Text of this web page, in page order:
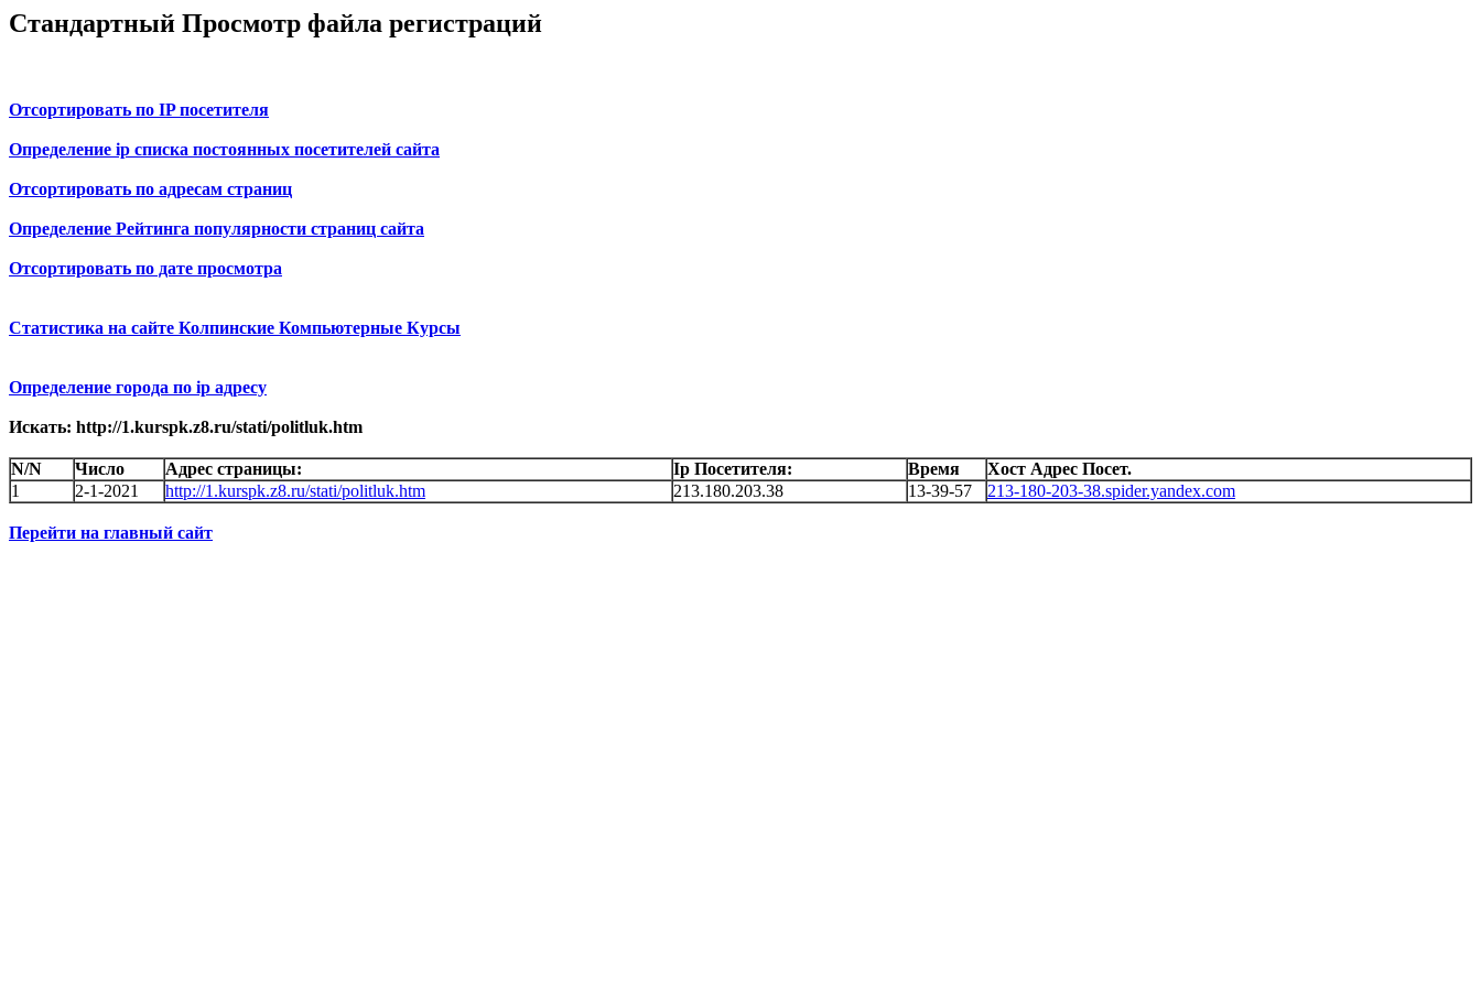
Стандартный Просмотр файла регистраций
Отсортировать по IP посетителя
Определение ip списка постоянных посетителей сайта
Отсортировать по адресам страниц
Определение Рейтинга популярности страниц сайта
Отсортировать по дате просмотра
Статистика на сайте Колпинские Компьютерные Курсы
Определение города по ip адресу
Искать: http://1.kurspk.z8.ru/stati/politluk.htm
N/N Число Адрес страницы: Ip Посетителя: Время
Хост Адрес Посет.
1
2-1-2021 http://1.kurspk.z8.ru/stati/politluk.htm 213.180.203.38 13-39-57 213-180-203-38.spider.yandex.com
Перейти на главный сайт